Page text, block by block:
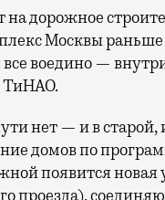
на дорожное
Москвы
все воедино —
ТиНАО.
нет — и в старой,
домов по
появится новая
проезда),